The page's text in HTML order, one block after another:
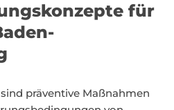
für
präventive Maßnahmen